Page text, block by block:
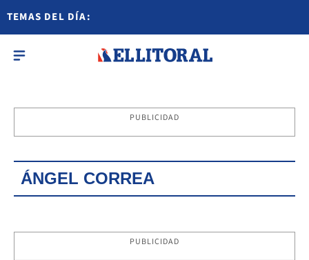
TEMAS DEL DÍA:
PUBLICIDAD
ÁNGEL CORREA
PUBLICIDAD